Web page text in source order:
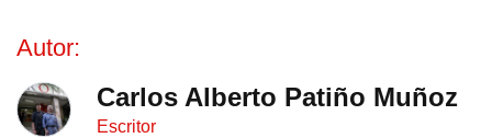
Autor:
Carlos Alberto Patiño Muñoz
Escritor